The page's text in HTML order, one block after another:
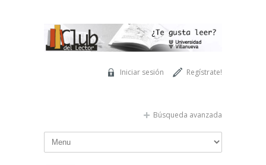
Regístrate!
Iniciar sesión
Búsqueda avanzada